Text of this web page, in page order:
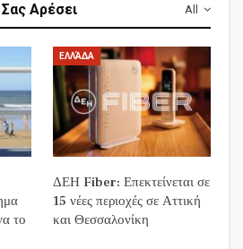
All
Αρέσει
το
ΕΛΛΆΔΑ
ΔΕΗ Fiber: Επεκτείνεται σε
15 νέες περιοχές σε Αττική
και Θεσσαλονίκη